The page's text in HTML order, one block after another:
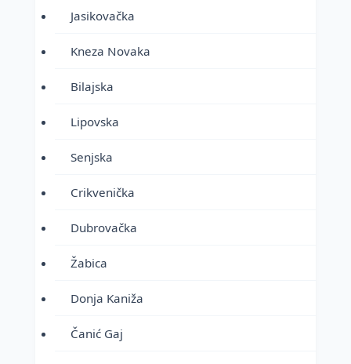
Jasikovačka
Kneza Novaka
Bilajska
Lipovska
Senjska
Crikvenička
Dubrovačka
Žabica
Donja Kaniža
Čanić Gaj